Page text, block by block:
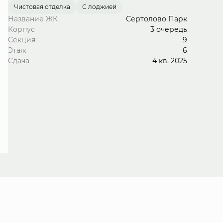
Чистовая отделка С лоджией
Название ЖК
Сертолово Парк
Корпус
3 очередь
Секция
9
Этаж
6
Сдача
4 кв. 2025